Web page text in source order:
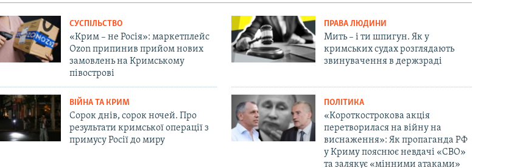
СУСПІЛЬСТВО
«Крим – не Росія»: маркетплейс
Ozon припинив прийом нових
замовлень на Кримському
півострові
ПРАВА ЛЮДИНИ
Мить – і ти шпигун. Як у
кримських судах розглядають
звинувачення в держзраді
ВІЙНА ТА КРИМ
Сорок днів, сорок ночей. Про
результати кримської операції з
примусу Росії до миру
ПОЛІТИКА
«Короткострокова акція
перетворилася на війну на
виснаження»: Як пропаганда РФ
у Криму пояснює невдачі «СВО»
та залякує «мінними атаками»